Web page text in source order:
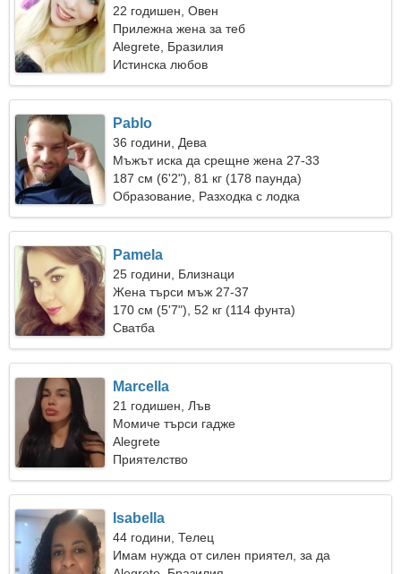
22 годишен, Овен
Прилежна жена за теб
Alegrete, Бразилия
Истинска любов
Pablo
36 години, Дева
Мъжът иска да срещне жена 27-33
187 см (6'2"), 81 кг (178 паунда)
Образование, Разходка с лодка
Pamela
25 години, Близнаци
Жена търси мъж 27-37
170 см (5'7"), 52 кг (114 фунта)
Сватба
Marcella
21 годишен, Лъв
Момиче търси гадже
Alegrete
Приятелство
Isabella
44 години, Телец
Имам нужда от силен приятел, за да